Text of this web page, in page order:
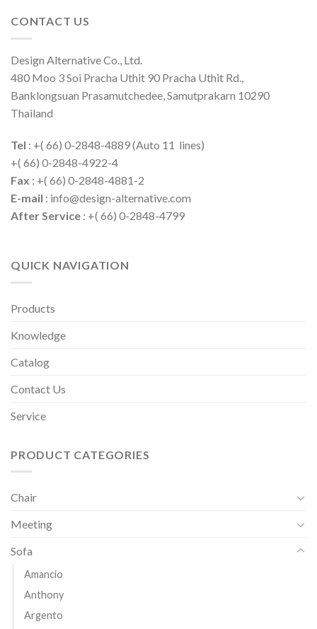
CONTACT US
Design Alternative Co., Ltd.
480 Moo 3 Soi Pracha Uthit 90 Pracha Uthit Rd.,
Banklongsuan Prasamutchedee, Samutprakarn 10290
Thailand
Tel : +( 66) 0-2848-4889 (Auto 11 lines)
+( 66) 0-2848-4922-4
Fax : +( 66) 0-2848-4881-2
E-mail : info@design-alternative.com
After Service : +( 66) 0-2848-4799
QUICK NAVIGATION
Products
Knowledge
Catalog
Contact Us
Service
PRODUCT CATEGORIES
Chair
Meeting
Sofa
Amancio
Anthony
Argento